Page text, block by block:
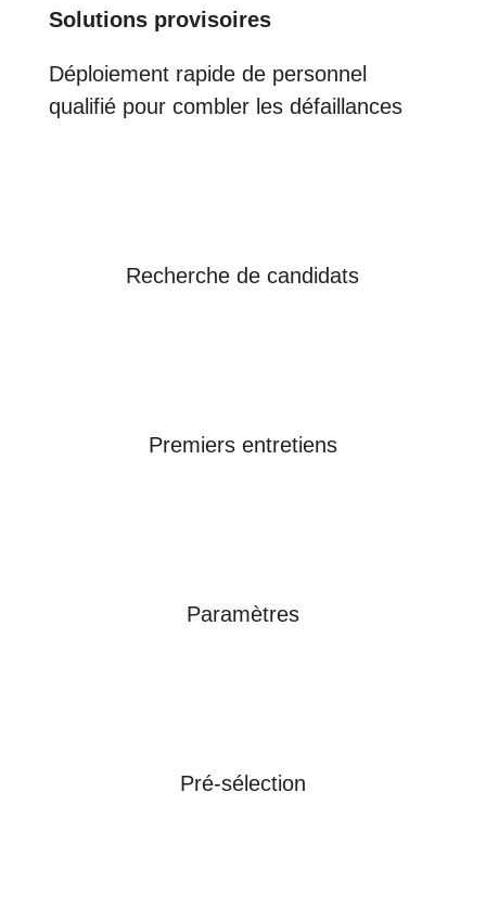
Solutions provisoires
Déploiement rapide de personnel
qualifié pour combler les défaillances
Recherche de candidats
Premiers entretiens
Paramètres
Pré-sélection